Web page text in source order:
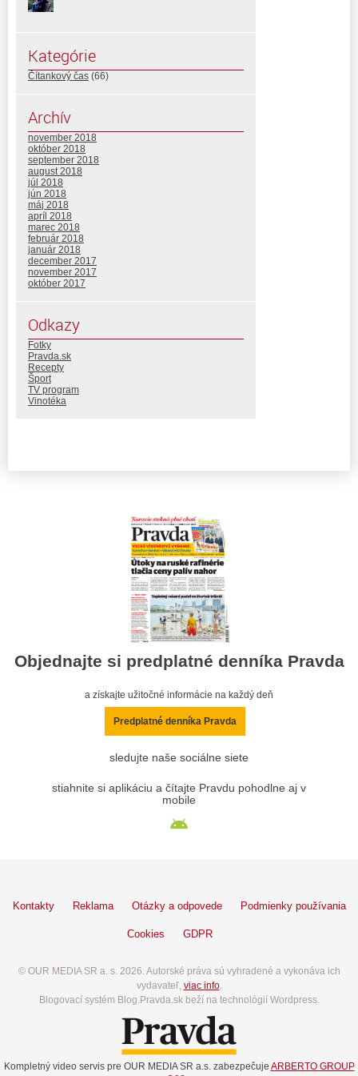
Kategórie
Čítankový čas (66)
Archív
november 2018
október 2018
september 2018
august 2018
júl 2018
jún 2018
máj 2018
apríl 2018
marec 2018
február 2018
január 2018
december 2017
november 2017
október 2017
Odkazy
Fotky
Pravda.sk
Recepty
Šport
TV program
Vinotéka
Objednajte si predplatné denníka Pravda
a získajte užitočné informácie na každý deň
Predplatné denníka Pravda
sledujte naše sociálne siete
stiahnite si aplikáciu a čítajte Pravdu pohodlne aj v
mobile
Kontakty Reklama Otázky a odpovede Podmienky používania
Cookies GDPR
© OUR MEDIA SR a. s. 2026. Autorské práva sú vyhradené a vykonáva ich
vydavateľ, viac info.
Blogovací systém Blog.Pravda.sk beží na technológií Wordpress.
Kompletný video servis pre OUR MEDIA SR a.s. zabezpečuje ARBERTO GROUP